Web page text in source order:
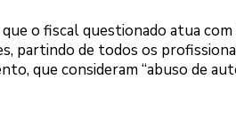
o fiscal questionado atua
partindo de todos os
que consideram “abuso de